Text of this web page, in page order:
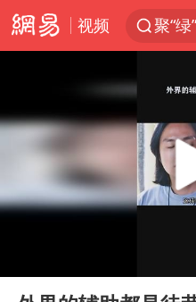
视频
聚“
金
“梅姨
Play